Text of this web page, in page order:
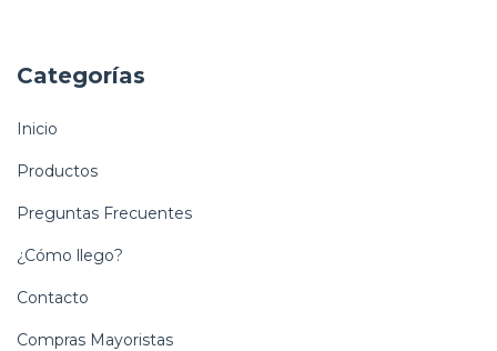
Categorías
Inicio
Productos
Preguntas Frecuentes
¿Cómo llego?
Contacto
Compras Mayoristas